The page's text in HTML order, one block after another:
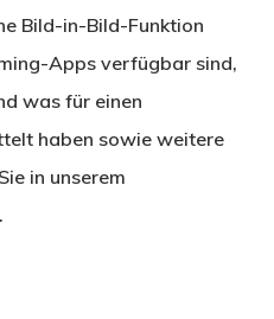
Bild-in-Bild-Funktion
Apps verfügbar sind,
was für einen
haben sowie weitere
in unserem